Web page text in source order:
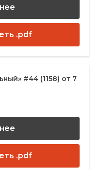
.pdf
#44 (1158) от 7
.pdf